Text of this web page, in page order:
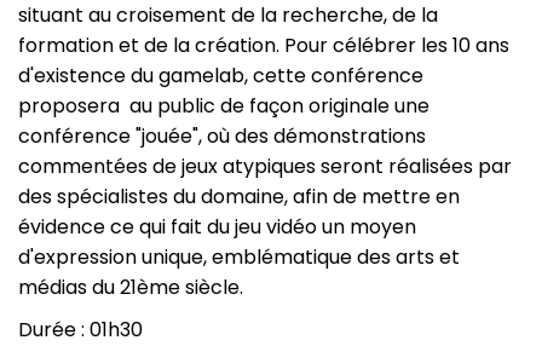
situant au croisement de la recherche, de la
formation et de la création. Pour célébrer les 10 ans
d'existence du gamelab, cette conférence
proposera au public de façon originale une
conférence "jouée", où des démonstrations
commentées de jeux atypiques seront réalisées par
des spécialistes du domaine, afin de mettre en
évidence ce qui fait du jeu vidéo un moyen
d'expression unique, emblématique des arts et
médias du 21ème siècle.
Durée : 01h30